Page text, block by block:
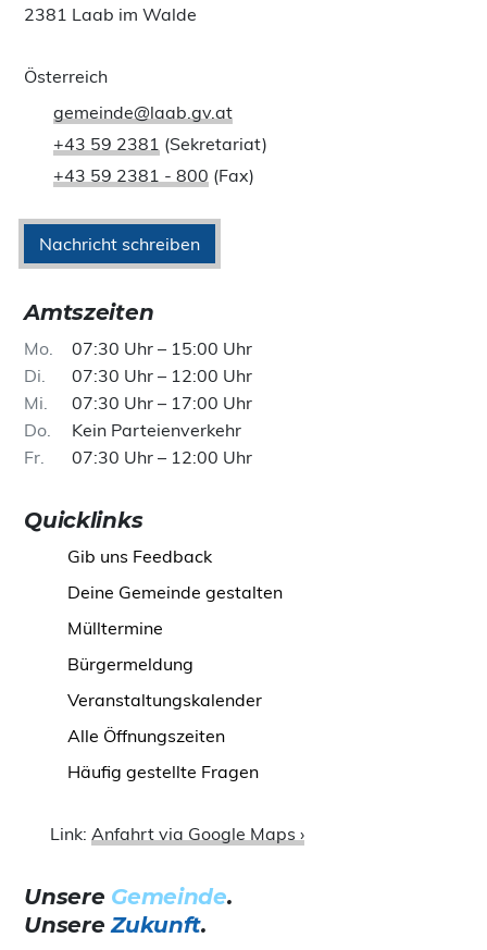
2381 Laab im Walde
Österreich
gemeinde@laab.gv.at
+43 59 2381 (Sekretariat)
+43 59 2381 - 800 (Fax)
Nachricht schreiben
Amtszeiten
Mo
07:30 Uhr – 15:00 Uhr
Di
07:30 Uhr – 12:00 Uhr
Mi
07:30 Uhr – 17:00 Uhr
Do
Kein Parteienverkehr
Fr
07:30 Uhr – 12:00 Uhr
Quicklinks
Gib uns Feedback
Deine Gemeinde gestalten
Mülltermine
Bürgermeldung
Veranstaltungskalender
Alle Öffnungszeiten
Häufig gestellte Fragen
Link: Anfahrt via Google Maps ›
Unsere Gemeinde.
UnsereZukunft.